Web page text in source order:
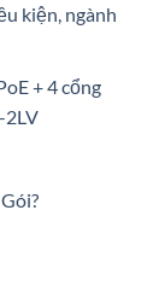
kiện, ngành
+ 4 cổng
2LV